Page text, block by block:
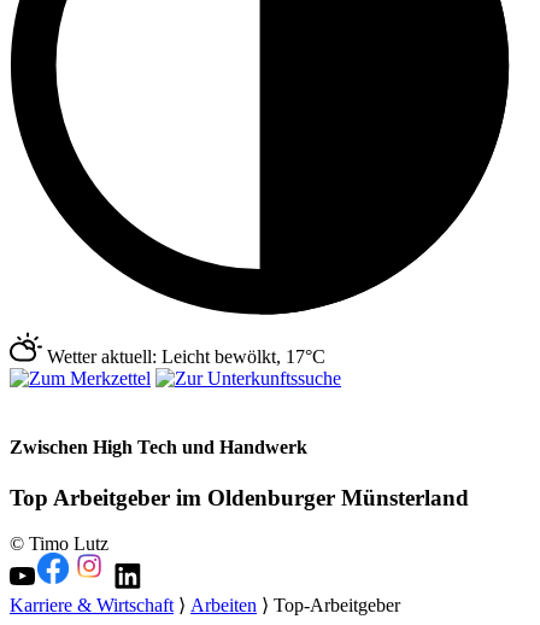
Wetter aktuell: Leicht bewölkt, 17°C
Zwischen High Tech und Handwerk
Top Arbeitgeber im Oldenburger Münsterland
© Timo Lutz
Karriere & Wirtschaft⟩ Arbeiten ⟩ Top-Arbeitgeber